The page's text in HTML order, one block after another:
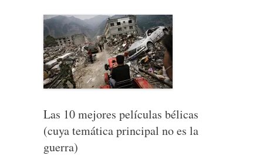
Las 10 mejores películas bélicas
(cuya temática principal no es la
guerra)